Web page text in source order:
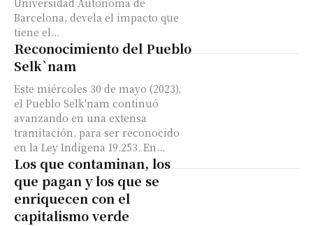
Universidad Autónoma de
Barcelona, devela el impacto que
tiene el...
Reconocimiento del Pueblo
Selk`nam
Este miércoles 30 de mayo (2023),
el Pueblo Selk'nam continuó
avanzando en una extensa
tramitación, para ser reconocido
en la Ley Indígena 19.253. En...
Los que contaminan, los
que pagan y los que se
enriquecen con el
capitalismo verde